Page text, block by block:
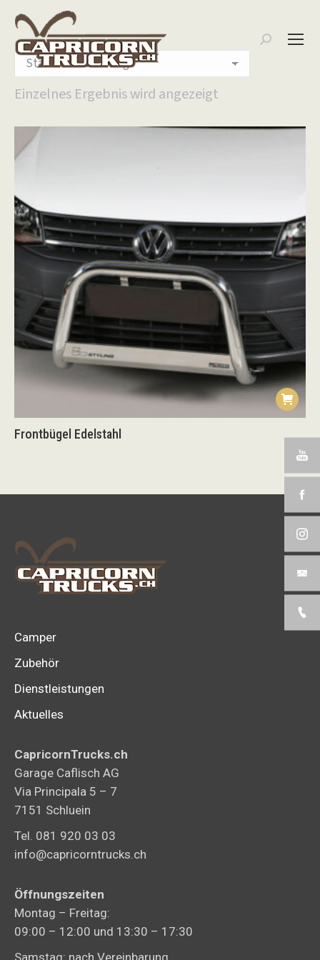
Search:
Einzelnes Ergebnis wird angezeigt
Frontbügel Edelstahl
Camper
Zubehör
Dienstleistungen
Aktuelles
CapricornTrucks.ch
Garage Caflisch AG
Via Principala 5 – 7
7151 Schluein
Tel. 081 920 03 03
info@capricorntrucks.ch
Öffnungszeiten
Montag – Freitag:
09:00 – 12:00 und 13:30 – 17:30
Samstag: nach Vereinbarung